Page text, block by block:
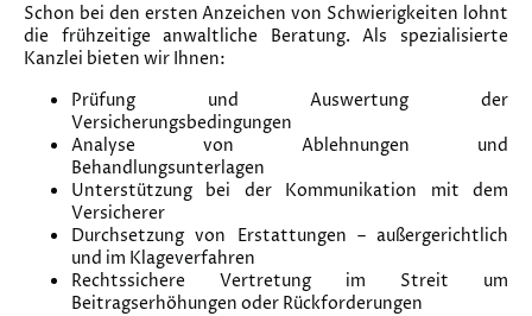
Schon bei den ersten Anzeichen von Schwierigkeiten lohnt
die frühzeitige anwaltliche Beratung. Als spezialisierte
Kanzlei bieten wir Ihnen:
Prüfung und Auswertung der
Versicherungsbedingungen
Analyse von Ablehnungen und
Behandlungsunterlagen
Unterstützung bei der Kommunikation mit dem
Versicherer
Durchsetzung von Erstattungen – außergerichtlich
und im Klageverfahren
Rechtssichere Vertretung im Streit um
Beitragserhöhungen oder Rückforderungen​